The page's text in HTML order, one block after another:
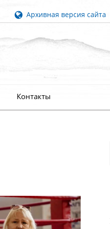
Архивная версия сайта
Контакты